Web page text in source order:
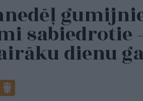
sabiedrotie
dienu